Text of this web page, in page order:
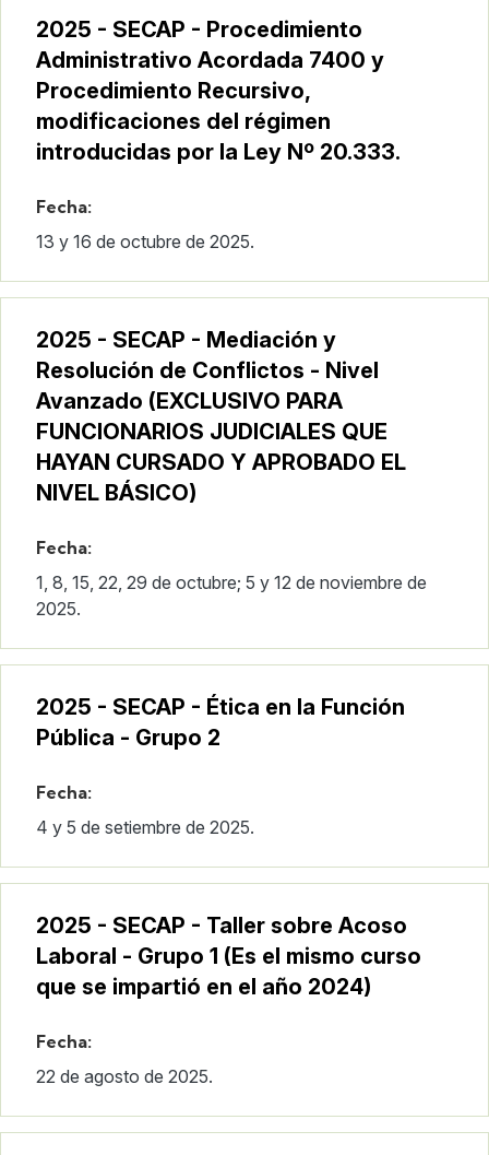
2025 - SECAP - Procedimiento
Administrativo Acordada 7400 y
Procedimiento Recursivo,
modificaciones del régimen
introducidas por la Ley Nº 20.333.
Fecha:
13 y 16 de octubre de 2025.
2025 - SECAP - Mediación y
Resolución de Conflictos - Nivel
Avanzado (EXCLUSIVO PARA
FUNCIONARIOS JUDICIALES QUE
HAYAN CURSADO Y APROBADO EL
NIVEL BÁSICO)
Fecha:
1, 8, 15, 22, 29 de octubre; 5 y 12 de noviembre de
2025.
2025 - SECAP - Ética en la Función
Pública - Grupo 2
Fecha:
4 y 5 de setiembre de 2025.
2025 - SECAP - Taller sobre Acoso
Laboral - Grupo 1 (Es el mismo curso
que se impartió en el año 2024)
Fecha:
22 de agosto de 2025.